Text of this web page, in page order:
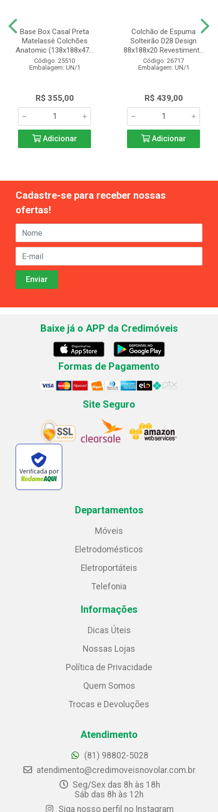
Base Box Casal Preta
Matelassê Colchões
Anatomic (138x188x47...
Código: 25510
Embalagem: UN/1
R$ 355,00
Adicionar
Colchão de Espuma
Solteirão D28 Design
88x188x20 Revestiment...
Código: 26717
Embalagem: UN/1
R$ 439,00
Adicionar
Cadastre-se para receber nossas
ofertas!
Baixe já o APP da Credimóveis
Formas de Pagamento
Site Seguro
Verificada por
Departamentos
Móveis
Eletrodomésticos
Eletroportáteis
Telefonia
Informações
Dicas Úteis
Nossas Lojas
Política de Privacidade
Quem Somos
Trocas e Devoluções
Atendimento
(81) 98802-5028
atendimento@credimoveisnovolar.com.br
Seg/Sex das 8h às 18h
Sáb das 8h às 12h
Siga nosso perfil no Instagram